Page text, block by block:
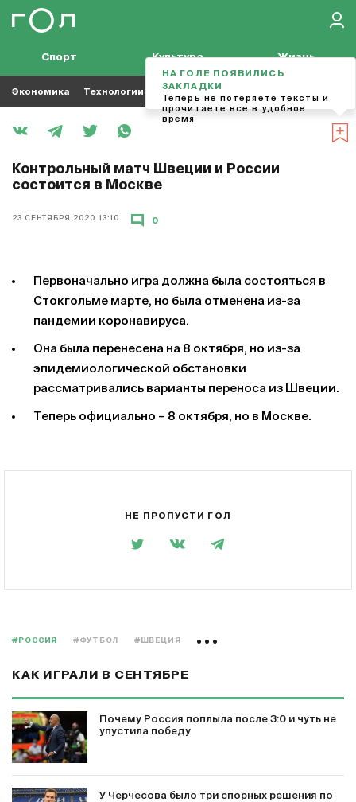
Спорт Культура Жизнь
Экономика Технологии Кино Футбол
Контрольный матч Швеции и России
состоится в Москве
23 СЕНТЯБРЯ 2020, 13:10 0
Первоначально игра должна была состояться в
Стокгольме марте, но была отменена из-за
пандемии коронавируса.
Она была перенесена на 8 октября, но из-за
эпидемиологической обстановки
рассматривались варианты переноса из Швеции.
Теперь официально – 8 октября, но в Москве.
НЕ ПРОПУСТИ ГОЛ
#РОССИЯ #ФУТБОЛ #ШВЕЦИЯ
КАК ИГРАЛИ В СЕНТЯБРЕ
Почему Россия поплыла после 3:0 и чуть не
упустила победу
У Черчесова было три спорных решения по
НА ГОЛЕ ПОЯВИЛИСЬ
ЗАКЛАДКИ
Теперь не потеряете тексты и
прочитаете все в удобное
время